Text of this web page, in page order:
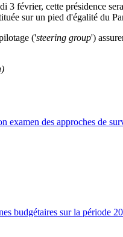
3 février, cette présidence
sur un pied d'égalité du
('steering group')
examen des approches de
budgétaires sur la période